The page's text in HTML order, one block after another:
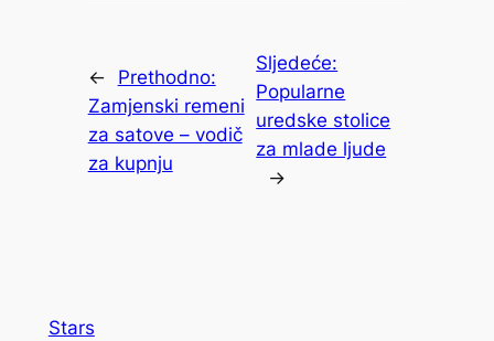
←
Prethodno:
Zamjenski remeni
za satove – vodič
za kupnju
Sljedeće:
Popularne
uredske stolice
za mlade ljude
→
Stars